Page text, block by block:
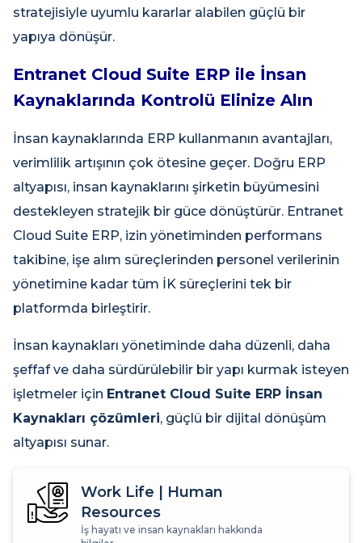
stratejisiyle uyumlu kararlar alabilen güçlü bir
yapıya dönüşür.
Entranet Cloud Suite ERP ile İnsan
Kaynaklarında Kontrolü Elinize Alın
İnsan kaynaklarında ERP kullanmanın avantajları,
verimlilik artışının çok ötesine geçer. Doğru ERP
altyapısı, insan kaynaklarını şirketin büyümesini
destekleyen stratejik bir güce dönüştürür. Entranet
Cloud Suite ERP, izin yönetiminden performans
takibine, işe alım süreçlerinden personel verilerinin
yönetimine kadar tüm İK süreçlerini tek bir
platformda birleştirir.
İnsan kaynakları yönetiminde daha düzenli, daha
şeffaf ve daha sürdürülebilir bir yapı kurmak isteyen
işletmeler için Entranet Cloud Suite ERP İnsan
Kaynakları çözümleri, güçlü bir dijital dönüşüm
altyapısı sunar.
Work Life | Human
Resources
İş hayatı ve insan kaynakları hakkında